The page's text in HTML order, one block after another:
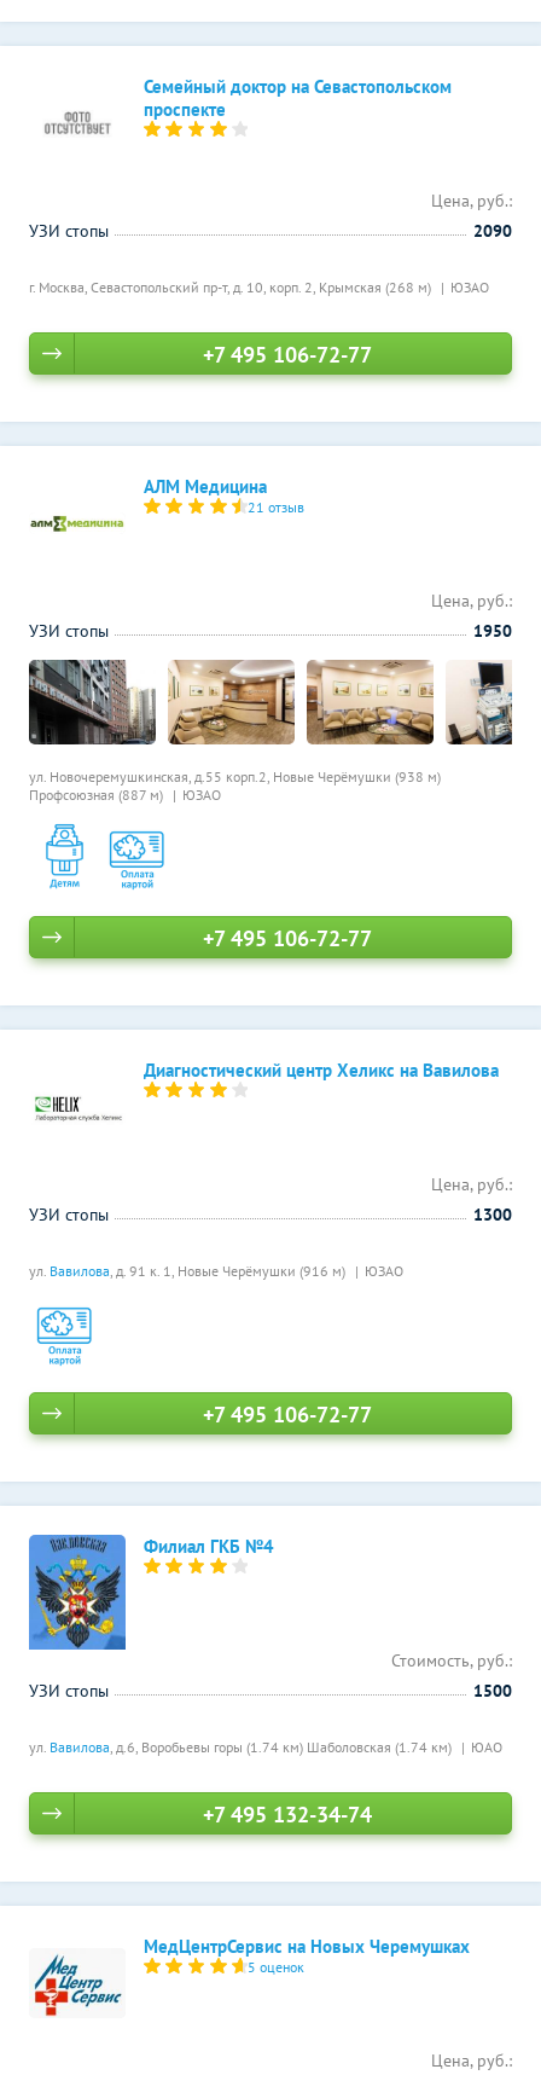
Семейный доктор на Севастопольском
проспекте
г. Москва, Севастопольский пр-т, д. 10, корп. 2, Крымская (268 м) ЮЗАО
Цена, руб.:
УЗИ стопы
2090
+7 495 106-72-77
АЛМ Медицина
21 отзыв
ул. Новочеремушкинская, д.55 корп.2, Новые Черёмушки (938 м)
Профсоюзная (887 м)
ЮЗАО
Цена, руб.:
УЗИ стопы
1950
+7 495 106-72-77
Диагностический центр Хеликс на Вавилова
ул. Вавилова, д. 91 к. 1, Новые Черёмушки (916 м) ЮЗАО
Цена, руб.:
УЗИ стопы
1300
+7 495 106-72-77
Филиал ГКБ №4
ул. Вавилова, д.6, Воробьевы горы (1.74 км) Шаболовская (1.74 км) ЮАО
Стоимость, руб.:
УЗИ стопы
1500
+7 495 132-34-74
МедЦентрСервис на Новых Черемушках
5 оценок
Цена, руб.: